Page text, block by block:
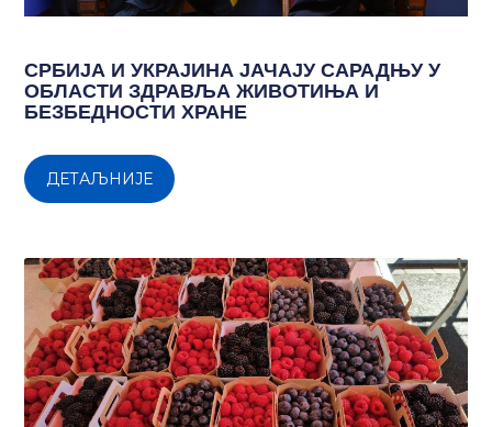
СРБИЈА И УКРАЈИНА ЈАЧАЈУ САРАДЊУ У
ОБЛАСТИ ЗДРАВЉА ЖИВОТИЊА И
БЕЗБЕДНОСТИ ХРАНЕ
ДЕТАЉНИЈЕ